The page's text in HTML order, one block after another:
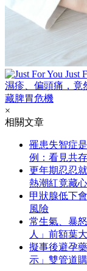
Just
濕疹、偏頭痛，竟
藏脾胃危機
×
相關文章
罹患失智症
例：看見共
更年期忍忍
熱潮紅竟藏
甲狀腺低下
風險
常生氣、暴
人」前額葉
擬事後避孕
示」雙管道